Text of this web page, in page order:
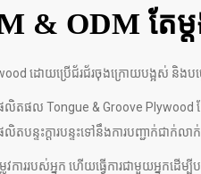
& ODM តែម្
ដោយប្រើជ័រជ័រចុងក្រោយបង្អស់ និងបច្
ផល Tongue & Groove Plywood ដ
តបន្ទះក្តារបន្ទះទៅនឹងការបញ្ជាក់ជាក់លា
ការរបស់អ្នក ហើយធ្វើការជាមួយអ្នកដ